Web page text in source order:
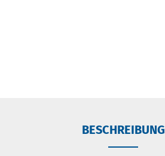
BESCHREIBUNG